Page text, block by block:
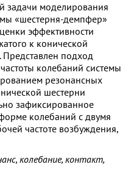
задачи моделирования
«шестерня-демпфер»
эффективности
к конической
подход
колебаний системы
резонансных
шестерни
зафиксированное
колебаний с двумя
частоте возбуждения,
колебание, контакт,